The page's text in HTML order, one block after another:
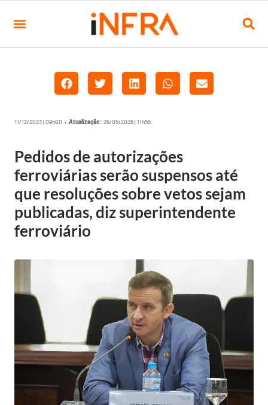
11/12/2023 | 09h00 • Atualização: 26/05/2026 | 11h55
Pedidos de autorizações
ferroviárias serão suspensos até
que resoluções sobre vetos sejam
publicadas, diz superintendente
ferroviário